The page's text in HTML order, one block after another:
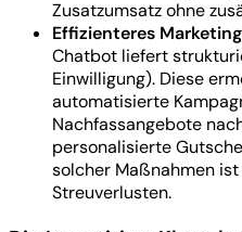
Zusatzumsatz ohne
Effizienteres
Chatbot liefert
Einwilligung). Diese
automatisierte
Nachfassangebote
personalisierte
solcher Maßnahmen
Streuverlusten.